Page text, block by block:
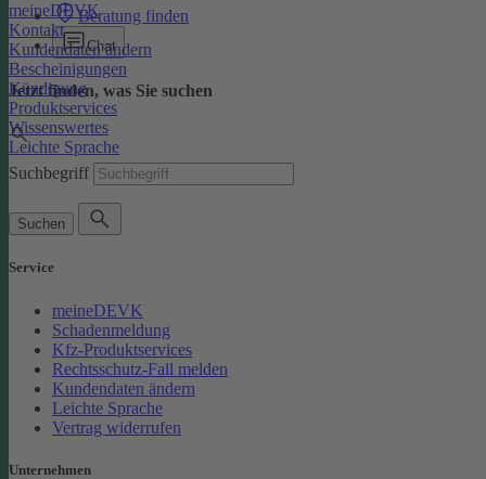
meineDEVK
Kontakt
Kundendaten ändern
Bescheinigungen
Kündigung
Produktservices
Wissenswertes
Leichte Sprache
Beratung finden
Chat
Jetzt finden, was Sie suchen
Suchbegriff
Suchen
Service
meineDEVK
Schadenmeldung
Kfz-Produktservices
Rechtsschutz-Fall melden
Kundendaten ändern
Leichte Sprache
Vertrag widerrufen
Unternehmen